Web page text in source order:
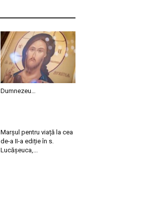
Dumnezeu…
Marșul pentru viață la cea
de-a II-a ediție în s.
Lucășeuca,...